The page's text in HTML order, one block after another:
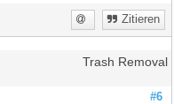
Zitieren
Trash Removal
#6